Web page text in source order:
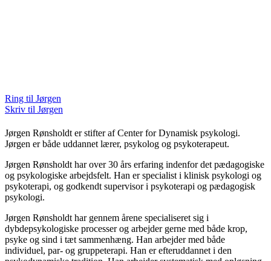
Ring til Jørgen
Skriv til Jørgen
Jørgen Rønsholdt er stifter af Center for Dynamisk psykologi.
Jørgen er både uddannet lærer, psykolog og psykoterapeut.
Jørgen Rønsholdt har over 30 års erfaring indenfor det pædagogiske
og psykologiske arbejdsfelt. Han er specialist i klinisk psykologi og
psykoterapi, og godkendt supervisor i psykoterapi og pædagogisk
psykologi.
Jørgen Rønsholdt har gennem årene specialiseret sig i
dybdepsykologiske processer og arbejder gerne med både krop,
psyke og sind i tæt sammenhæng. Han arbejder med både
individuel, par- og gruppeterapi. Han er efteruddannet i den